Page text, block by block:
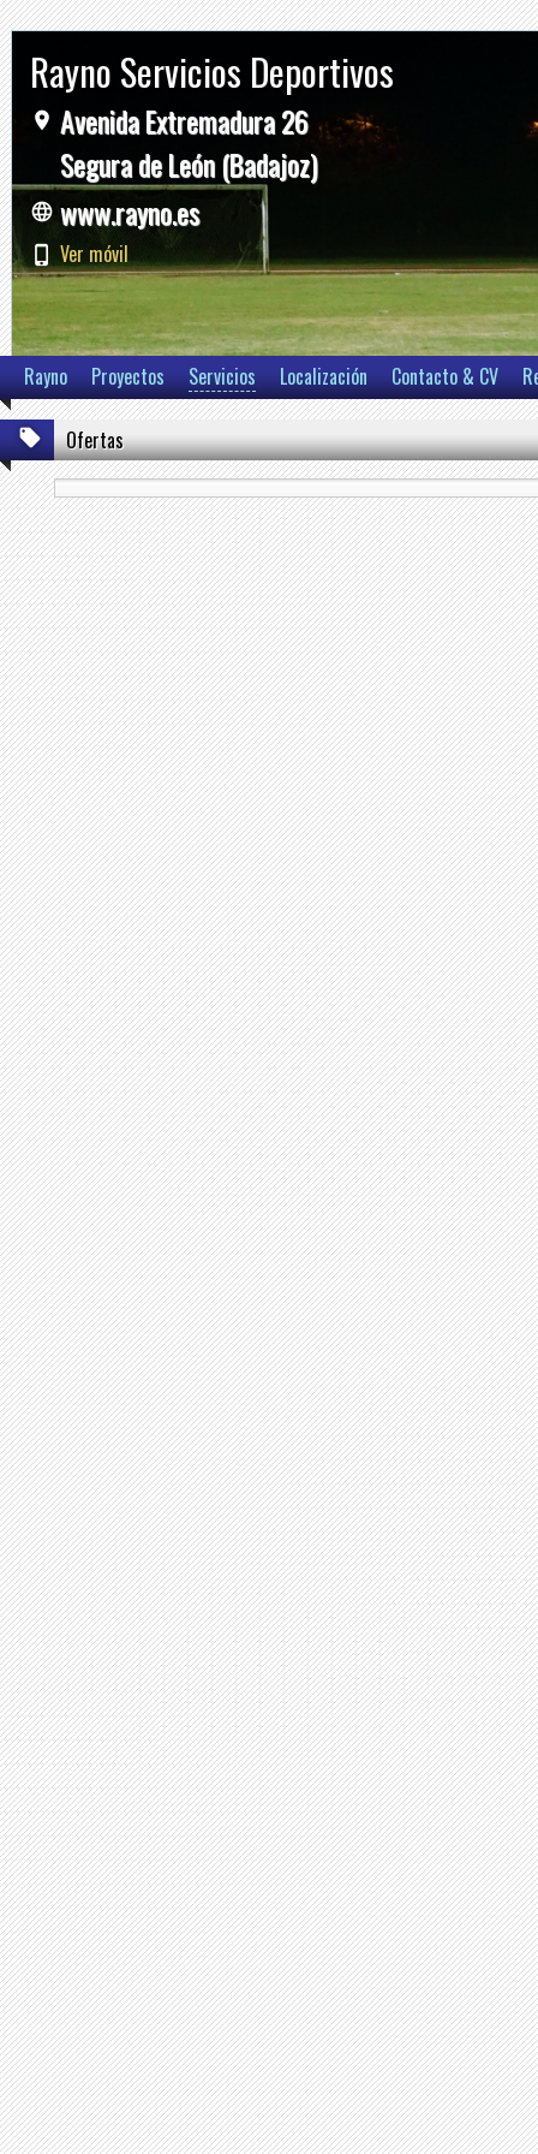
Rayno Servicios Deportivos
Avenida Extremadura 26
Segura de León (Badajoz)
www.rayno.es
Ver móvil
Rayno Proyectos Servicios Localización Contacto & CV
Ofertas